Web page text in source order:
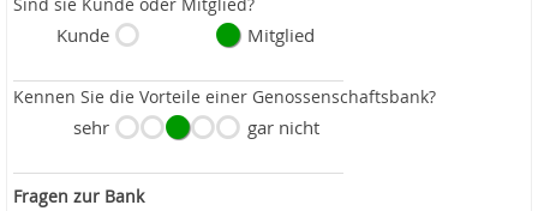
Sind sie Kunde oder Mitglied?
Kunde Mitglied
Kennen Sie die Vorteile einer Genossenschaftsbank?
sehr gar nicht
Fragen zur Bank